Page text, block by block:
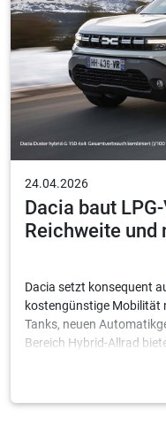
24.04.2026
Dacia baut
Reichweite und
Dacia setzt konsequent
kostengünstige Mobilität
Tanks, neuen
Bereich Hybrid-Allrad